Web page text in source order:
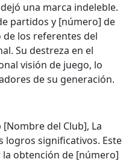
una marca indeleble.
partidos y [número] de
los referentes del
Su destreza en el
visión de juego, lo
de su generación.
del Club], La
logros significativos. Este
obtención de [número]